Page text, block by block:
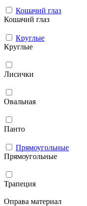
Кошачий глаз
Кошачий глаз
Круглые
Круглые
Лисички
Овальная
Панто
Прямоугольные
Прямоугольные
Трапеция
Оправа материал